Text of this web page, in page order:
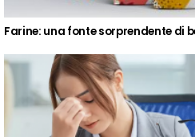
Farine: una fonte sorprendente di